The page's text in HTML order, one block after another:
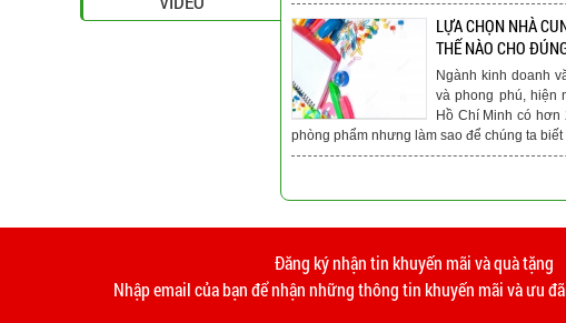
LỰA CHỌN NHÀ
THẾ NÀO CHO
Ngành kinh doanh
và phong phú, hiện
Hồ Chí Minh có hơn
phòng phẩm nhưng làm sao để chúng ta
Đăng ký nhận tin khuyến mãi và quà tặng
Nhập email của bạn để nhận những thông tin khuyến mãi và ưu